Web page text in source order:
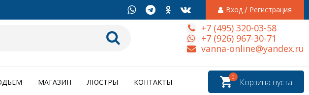
Вход / Регистрация
+7 (495) 320-03-58
+7 (926) 967-30-71
vanna-online@yandex.ru
Корзина пуста
0
МАГАЗИН ЛЮСТРЫ КОНТАКТЫ